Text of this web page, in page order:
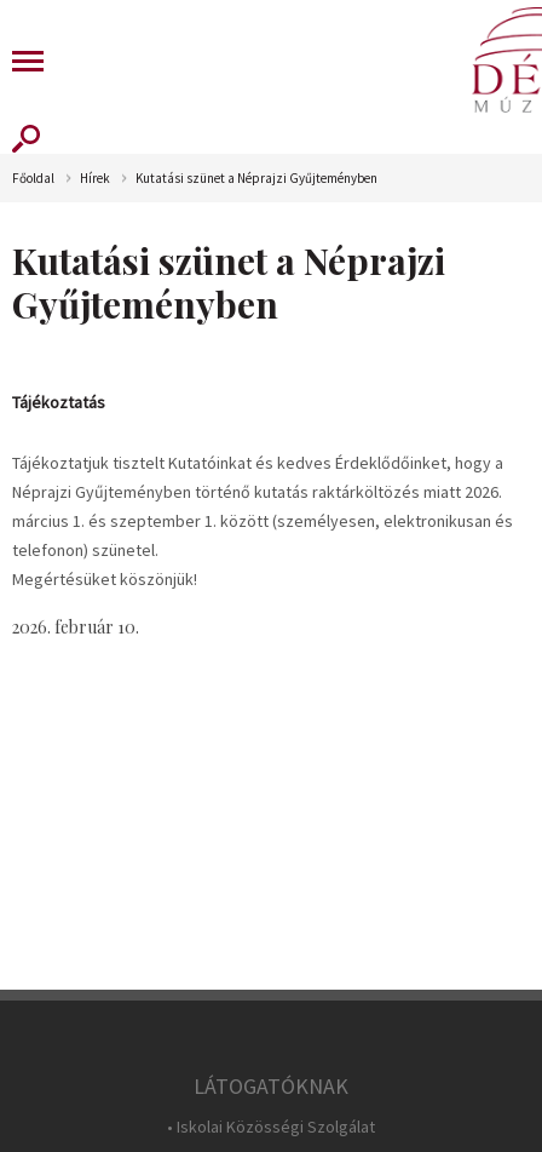
Főoldal Hírek Kutatási szünet a Néprajzi Gyűjteményben
Kutatási szünet a Néprajzi
Gyűjteményben
Tájékoztatás
Tájékoztatjuk tisztelt Kutatóinkat és kedves Érdeklődőinket, hogy a
Néprajzi Gyűjteményben történő kutatás raktárköltözés miatt 2026.
március 1. és szeptember 1. között (személyesen, elektronikusan és
telefonon) szünetel.
Megértésüket köszönjük!
2026. február 10.
LÁTOGATÓKNAK
• Iskolai Közösségi Szolgálat